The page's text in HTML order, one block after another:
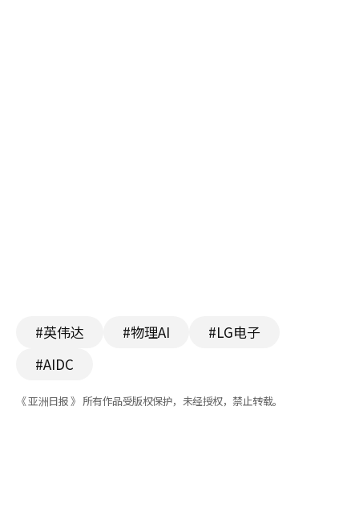
#英伟达 #物理AI
#LG电子
#AIDC
《 亚洲日报 》 所有作品受版权保护，未经授权，禁止转载。